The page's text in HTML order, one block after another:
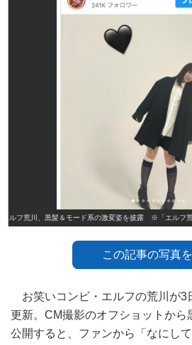
エルフ荒川、黒髪＆モード系の激変姿を披露 ※「エルフ
この記事の写真
お笑いコンビ・エルフの荒川が3
更新。CM撮影のオフショットから
公開すると、ファンから「なにし